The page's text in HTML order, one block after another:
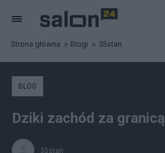
Strona główna Blogi 35stan
BLOG
Dziki zachód za granicą
35stan